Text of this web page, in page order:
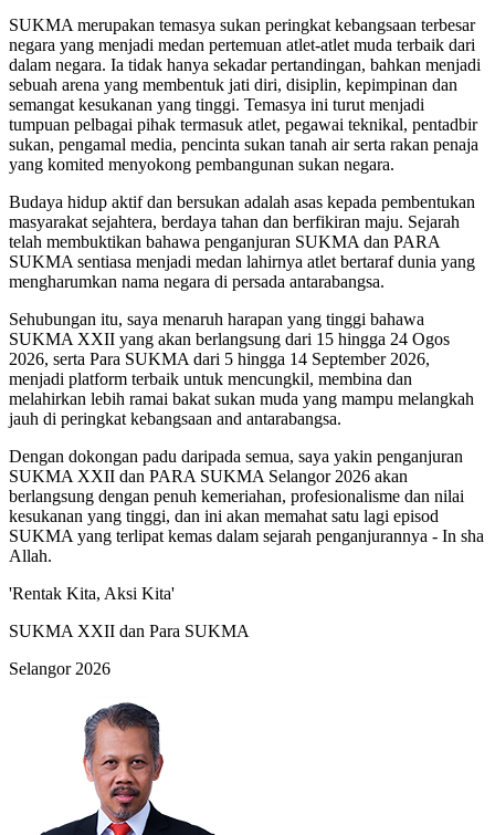
SUKMA merupakan temasya sukan peringkat kebangsaan terbesar
negara yang menjadi medan pertemuan atlet-atlet muda terbaik dari
dalam negara. Ia tidak hanya sekadar pertandingan, bahkan menjadi
sebuah arena yang membentuk jati diri, disiplin, kepimpinan dan
semangat kesukanan yang tinggi. Temasya ini turut menjadi
tumpuan pelbagai pihak termasuk atlet, pegawai teknikal, pentadbir
sukan, pengamal media, pencinta sukan tanah air serta rakan penaja
yang komited menyokong pembangunan sukan negara.
Budaya hidup aktif dan bersukan adalah asas kepada pembentukan
masyarakat sejahtera, berdaya tahan dan berfikiran maju. Sejarah
telah membuktikan bahawa penganjuran SUKMA dan PARA
SUKMA sentiasa menjadi medan lahirnya atlet bertaraf dunia yang
mengharumkan nama negara di persada antarabangsa.
Sehubungan itu, saya menaruh harapan yang tinggi bahawa
SUKMA XXII yang akan berlangsung dari 15 hingga 24 Ogos
2026, serta Para SUKMA dari 5 hingga 14 September 2026,
menjadi platform terbaik untuk mencungkil, membina dan
melahirkan lebih ramai bakat sukan muda yang mampu melangkah
jauh di peringkat kebangsaan and antarabangsa.
Dengan dokongan padu daripada semua, saya yakin penganjuran
SUKMA XXII dan PARA SUKMA Selangor 2026 akan
berlangsung dengan penuh kemeriahan, profesionalisme dan nilai
kesukanan yang tinggi, dan ini akan memahat satu lagi episod
SUKMA yang terlipat kemas dalam sejarah penganjurannya - In sha
Allah.
'Rentak Kita, Aksi Kita'
SUKMA XXII dan Para SUKMA
Selangor 2026